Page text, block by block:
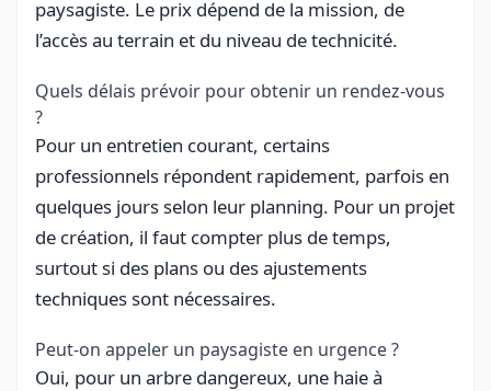
paysagiste. Le prix dépend de la mission, de
l’accès au terrain et du niveau de technicité.
Quels délais prévoir pour obtenir un rendez-vous
?
Pour un entretien courant, certains
professionnels répondent rapidement, parfois en
quelques jours selon leur planning. Pour un projet
de création, il faut compter plus de temps,
surtout si des plans ou des ajustements
techniques sont nécessaires.
Peut-on appeler un paysagiste en urgence ?
Oui, pour un arbre dangereux, une haie à